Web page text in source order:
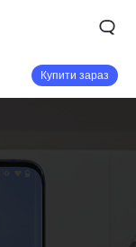
Купити зараз